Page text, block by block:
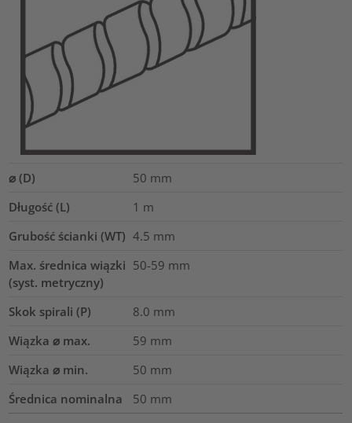
⌀ (D) 50 mm
Długość (L)
1 m
Grubość ścianki (WT) 4.5 mm
Max. średnica wiązki
(syst. metryczny)
50-59 mm
Skok spirali (P) 8.0 mm
Wiązka ⌀ max.
59 mm
Wiązka ⌀ min.
50 mm
Średnica nominalna
50 mm